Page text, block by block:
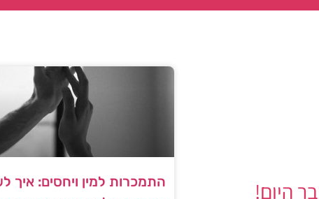
היום!
התמכרות למין ויחסים: איך